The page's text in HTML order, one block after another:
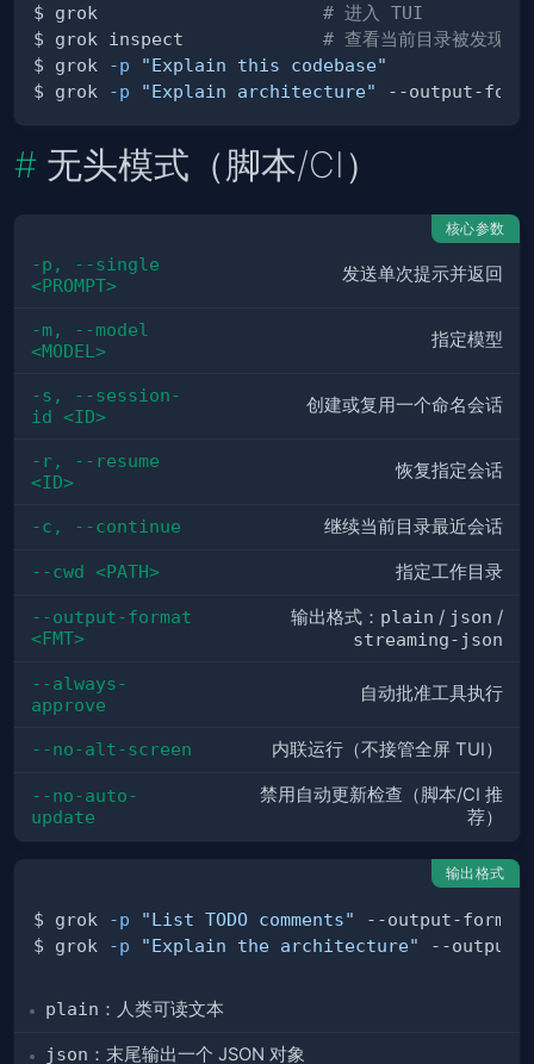
$ grok # 进入 TUI
$ grok inspect # 查看当前目录被发现
$ grok
-p
"Explain this codebase"
$ grok
-p "Explain architecture"
无头模式（脚本/CI）
核心参数
-p, --single
<PROMPT>
发送单次提示并返回
-m, --model
<MODEL>
指定模型
-s, --session-
id <ID>
创建或复用一个命名会话
-r, --resume
<ID>
恢复指定会话
-c, --continue 继续当前目录最近会话
--cwd <PATH> 指定工作目录
--output-format
<FMT>
输出格式： plain / json /
streaming-json
--always-
approve
自动批准工具执行
--no-alt-screen 内联运行（不接管全屏 TUI）
--no-auto-
update
禁用自动更新检查（脚本/CI 推
荐）
输出格式
$ grok -p
"List TODO comments"
$ grok
-p "Explain the architecture"
plain ：人类可读文本
json ：末尾输出一个 JSON 对象